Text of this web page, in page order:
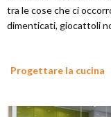
tra le cose che ci
dimenticati, giocattoli
Progettare la cucina